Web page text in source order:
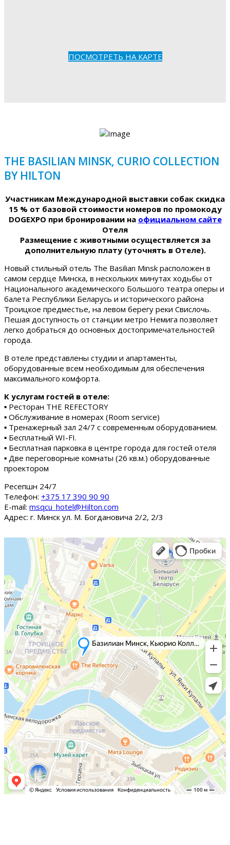
ПОСМОТРЕТЬ НА КАРТЕ
THE BASILIAN MINSK, CURIO COLLECTION
BY HILTON
Участникам Международной выставки собак скидка
15 % от базовой стоимости номеров по промокоду
DOGEXPO при бронировании на официальном сайте
Отеля
Размещение с животными осуществляется за
дополнительную плату (уточнять в Отеле).
Новый стильный отель The Basilian Minsk расположен в
самом сердце Минска, в нескольких минутах ходьбы от
Национального академического Большого театра оперы и
балета Республики Беларусь и исторического района
Троицкое предместье, на левом берегу реки Свислочь.
Пешая доступность от станции метро Немига позволяет
легко добраться до основных достопримечательностей
города.
В отеле представлены студии и апартаменты,
оборудованные всем необходимым для обеспечения
максимального комфорта.
К услугам гостей в отеле:
▪ Ресторан THE REFECTORY
▪ Обслуживание в номерах (Room service)
▪ Тренажерный зал 24/7 с современным оборудованием.
▪ Бесплатный WI-FI.
▪ Бесплатная парковка в центре города для гостей отеля
▪ Две переговорные комнаты (26 кв.м.) оборудованные
проектором
Ресепшн 24/7
Tелефон: +375 17 390 90 90
E-mail: msqcu_hotel@Hilton.com
Адрес: г. Минск ул. М. Богдановича 2/2, 2/3